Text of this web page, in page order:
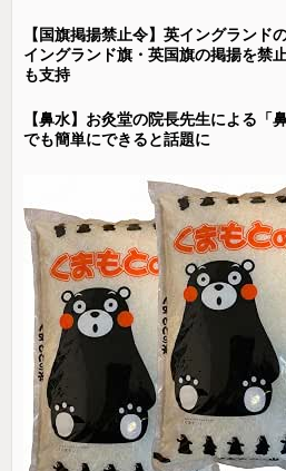
【国旗掲揚禁止令】英イングランド
イングランド旗・英国旗の掲揚を禁
も支持
【鼻水】お灸堂の院長先生による「
でも簡単にできると話題に